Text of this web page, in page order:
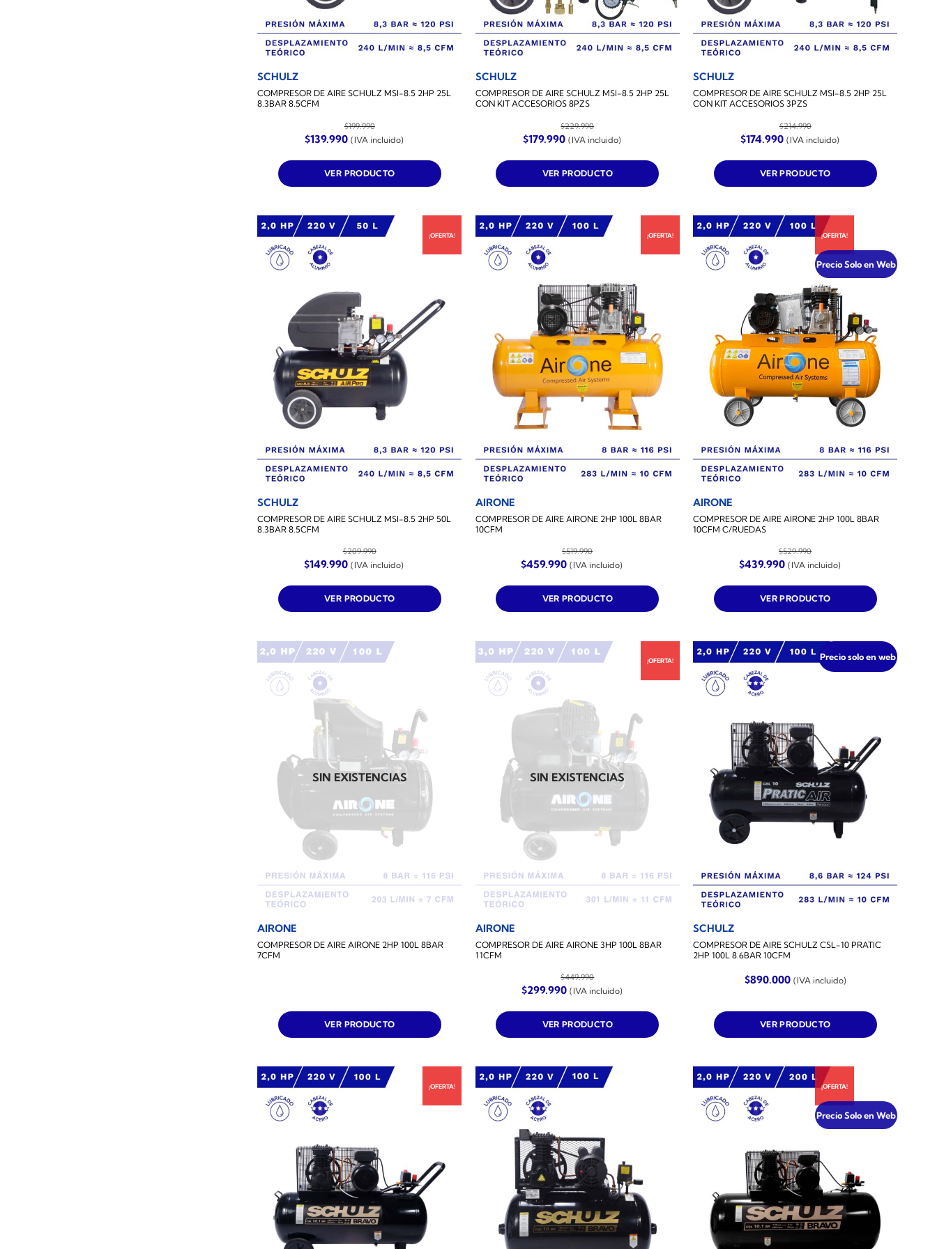
SCHULZ
COMPRESOR DE AIRE SCHULZ MSI-8.5 2HP 25L
8.3BAR 8.5CFM
$199.990
El
precio
$199.990.
$139.990El
precio
es:
$139.990.
(IVA incluido)
VER PRODUCTO
SCHULZ
COMPRESOR DE AIRE SCHULZ MSI-8.5 2HP 25L
CON KIT ACCESORIOS 8PZS
$229.990
El
precio
$229.990.
$179.990El
precio
es:
$179.990.
(IVA incluido)
VER PRODUCTO
SCHULZ
COMPRESOR DE AIRE SCHULZ MSI-8.5 2HP 25L
CON KIT ACCESORIOS 3PZS
$214.990
El
precio
$214.990.
$174.990El
precio
es:
$174.990.
(IVA incluido)
VER PRODUCTO
¡OFERTA!
SCHULZ
COMPRESOR DE AIRE SCHULZ MSI-8.5 2HP 50L
8.3BAR 8.5CFM
$209.990
El
precio
original
$209.990.
$149.990El
precio
actual
es:
$149.990.
(IVA incluido)
VER PRODUCTO
¡OFERTA!
AIRONE
COMPRESOR DE AIRE AIRONE 2HP 100L 8BAR
10CFM
$519.990
El
precio
original
$519.990.
$459.990El
precio
actual
es:
$459.990.
(IVA incluido)
VER PRODUCTO
¡OFERTA!
Precio Solo en Web
AIRONE
COMPRESOR DE AIRE AIRONE 2HP 100L 8BAR
10CFM C/RUEDAS
$529.990
El
precio
original
$529.990.
$439.990El
precio
actual
es:
$439.990.
(IVA incluido)
VER PRODUCTO
SIN EXISTENCIAS
AIRONE
COMPRESOR DE AIRE AIRONE 2HP 100L 8BAR
7CFM
VER PRODUCTO
¡OFERTA!
SIN EXISTENCIAS
AIRONE
COMPRESOR DE AIRE AIRONE 3HP 100L 8BAR
11CFM
$449.990
El
precio
original
$449.990.
$299.990El
precio
actual
es:
$299.990.
(IVA incluido)
VER PRODUCTO
Precio solo en web
SCHULZ
COMPRESOR DE AIRE SCHULZ CSL-10 PRATIC
2HP 100L 8.6BAR 10CFM
$890.000 (IVA incluido)
VER PRODUCTO
¡OFERTA! ¡OFERTA!
Precio Solo en Web